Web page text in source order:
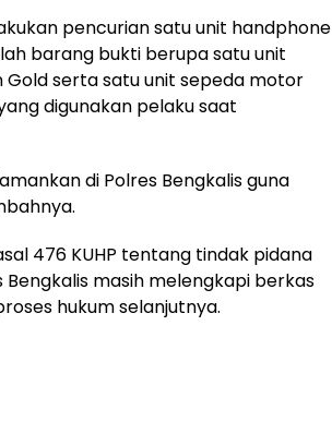
pencurian satu unit handphone
barang bukti berupa satu unit
Gold serta satu unit sepeda motor
digunakan pelaku saat
di Polres Bengkalis guna
476 KUHP tentang tindak pidana
masih melengkapi berkas
hukum selanjutnya.